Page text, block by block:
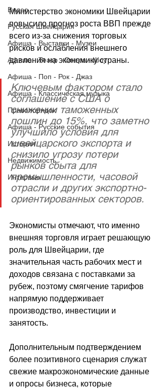
Видео
Русская Швейцария
Афиша - Выставки - Музеи
Афиша - Театр - Опера - Шоу
Афиша - Поп - Рок - Джаз
Афиша - Классическая музыка
Правопорядок
Афиша - Русские события
История
Недвижимость
Интервью
Министерство экономики Швейцарии
повысило прогноз роста ВВП прежде
всего из-за снижения торговых
рисков и ослабления внешнего
давления на экономику страны.
Ключевым фактором стало
соглашение с США о
снижении таможенных
пошлин до 15%, что заметно
улучшило условия для
швейцарского экспорта и
снизило угрозу потери
рынков сбыта для
промышленности, часовой
отрасли и других экспортно-
ориентированных секторов.
Экономисты отмечают, что именно
внешняя торговля играет решающую
роль для Швейцарии, где
значительная часть рабочих мест и
доходов связана с поставками за
рубеж, поэтому смягчение тарифов
напрямую поддерживает
производство, инвестиции и
занятость.
Дополнительным подтверждением
более позитивного сценария служат
свежие макроэкономические данные
и опросы бизнеса, которые